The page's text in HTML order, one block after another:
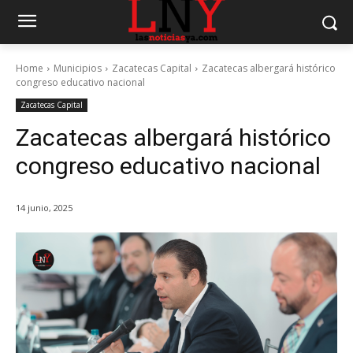
Home Municipios Zacatecas Capital
Zacatecas albergará histórico
congreso educativo nacional
Zacatecas Capital
Zacatecas albergará histórico
congreso educativo nacional
14 junio, 2025